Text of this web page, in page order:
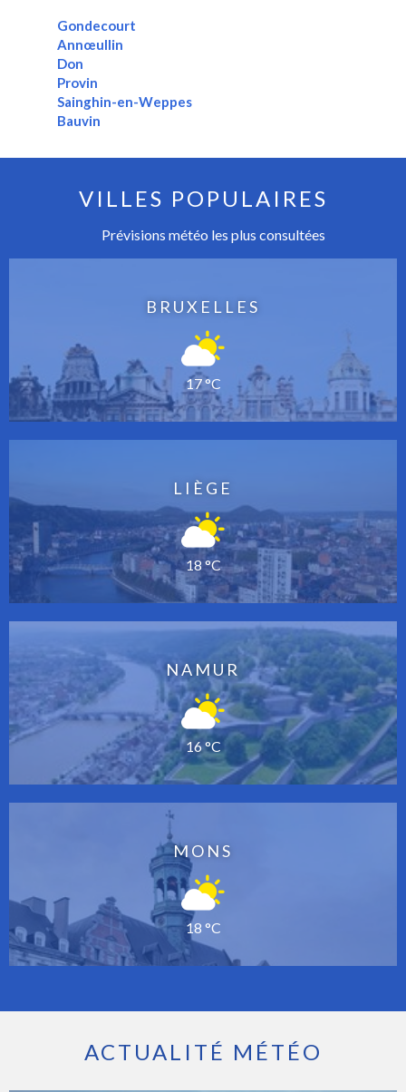
Gondecourt
Annœullin
Don
Provin
Sainghin-en-Weppes
Bauvin
VILLES POPULAIRES
Prévisions météo les plus consultées
BRUXELLES
17 °C
LIÈGE
18 °C
NAMUR
16 °C
MONS
18 °C
ACTUALITÉ MÉTÉO